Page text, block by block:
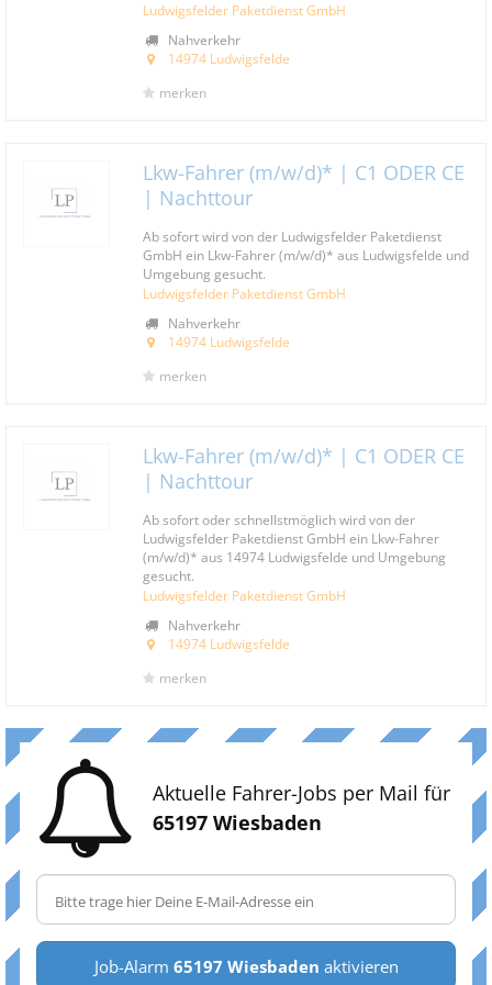
Ludwigsfelder Paketdienst GmbH
Nahverkehr
14974 Ludwigsfelde
merken
Lkw-Fahrer (m/w/d)* | C1 ODER CE
| Nachttour
Ab sofort wird von der Ludwigsfelder Paketdienst
GmbH ein Lkw-Fahrer (m/w/d)* aus Ludwigsfelde und
Umgebung gesucht.
Ludwigsfelder Paketdienst GmbH
Nahverkehr
14974 Ludwigsfelde
merken
Lkw-Fahrer (m/w/d)* | C1 ODER CE
| Nachttour
Ab sofort oder schnellstmöglich wird von der
Ludwigsfelder Paketdienst GmbH ein Lkw-Fahrer
(m/w/d)* aus 14974 Ludwigsfelde und Umgebung
gesucht.
Ludwigsfelder Paketdienst GmbH
Nahverkehr
14974 Ludwigsfelde
merken
Aktuelle Fahrer-Jobs per Mail für
65197 Wiesbaden
Job-Alarm 65197 Wiesbaden aktivieren